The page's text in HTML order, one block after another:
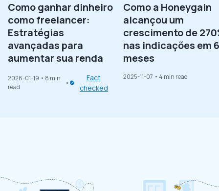
Como ganhar dinheiro
como freelancer:
Estratégias
avançadas para
aumentar sua renda
2026-01-19 • 8 min
read
Fact
checked
Como a Honeygain
alcançou um
crescimento de
nas indicações em 6
meses
2025-11-07 • 4 min read